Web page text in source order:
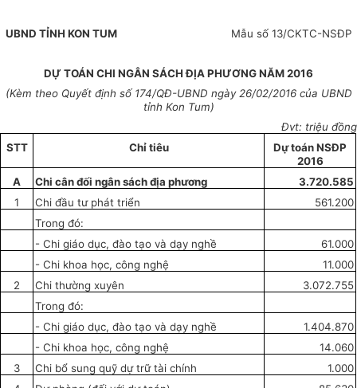
UBNDTỈNHKON TUM Mẫu số 13/CKTC-NSĐP
DỰ TOÁN CHI NGÂN SÁCH ĐỊA PHƯƠNG NĂM 2016
(Kèm theo Quyết định số 174/QĐ-UBND ngày26/02/2016 của UBND
tỉnh Kon Tum)
Đvt: triệu đồng
STT
Chỉ tiêu Dự toánNSĐP
2016
A
Chi cân đối ngân sách địa phương
3.720.585
1
Chi đầu tư phát triển
561.200
Trong đó:
- Chi giáo dục, đào tạo và dạy nghề
61.000
- Chi khoa học, công nghệ
11.000
2
Chi thường xuyên
3.072.755
Trong đó:
- Chi giáo dục, đào tạo và dạy nghề
1.404.870
- Chi khoa học, công nghệ
14.060
3
Chi bổ sung quỹ dự trữ tài chính
1.000